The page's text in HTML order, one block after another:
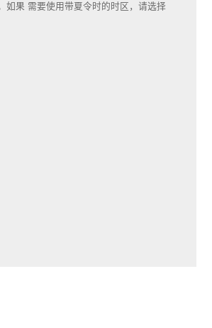
如果 需要使用带夏令时的时区，请选择